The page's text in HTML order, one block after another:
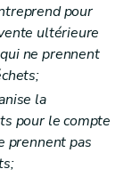
pour
ultérieure
ne prennent
la
pour le compte
prennent pas